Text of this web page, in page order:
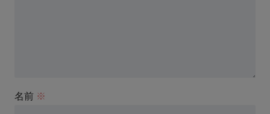
名前 ※